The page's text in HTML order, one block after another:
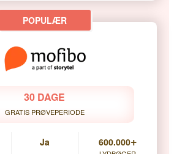
30 DAGE
GRATIS PRØVEPERIODE
Ja 600.000+